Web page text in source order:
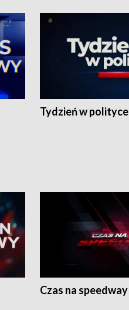
Tydzień w polityce
Czas na speedway